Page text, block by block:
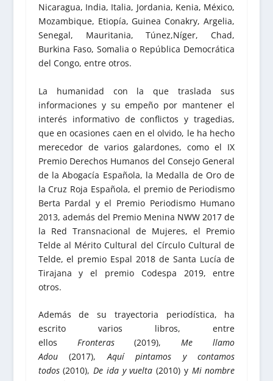
Nicaragua, India, Italia, Jordania, Kenia, México,
Mozambique, Etiopía, Guinea Conakry, Argelia,
Senegal, Mauritania, Túnez,Níger, Chad,
Burkina Faso, Somalia o República Democrática
del Congo, entre otros.
La humanidad con la que traslada sus
informaciones y su empeño por mantener el
interés informativo de conflictos y tragedias,
que en ocasiones caen en el olvido, le ha hecho
merecedor de varios galardones, como el IX
Premio Derechos Humanos del Consejo General
de la Abogacía Española, la Medalla de Oro de
la Cruz Roja Española, el premio de Periodismo
Berta Pardal y el Premio Periodismo Humano
2013, además del Premio Menina NWW 2017 de
la Red Transnacional de Mujeres, el Premio
Telde al Mérito Cultural del Círculo Cultural de
Telde, el premio Espal 2018 de Santa Lucía de
Tirajana y el premio Codespa 2019, entre
otros.
Además de su trayectoria periodística, ha
escrito varios libros, entre
ellos Fronteras(2019),Me llamo
Adou(2017),Aquí pintamos y contamos
todos(2010),De ida y vuelta (2010) y Mi nombre